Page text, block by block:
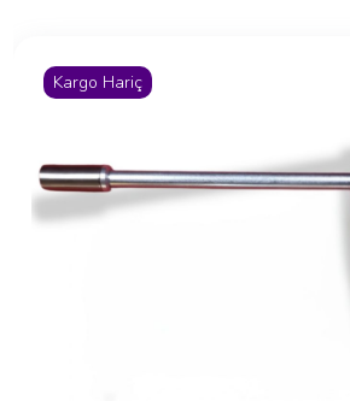
Kargo Hariç